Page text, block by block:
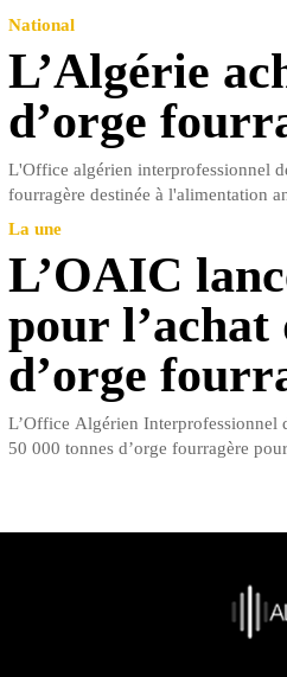
National
L’Algérie
d’orge
L'Office algérien interprofessionnel
fourragère destinée à l'alimentation
La une
L’OAIC
pour l’achat
d’orge
L’Office Algérien Interprofessionnel
50 000 tonnes d’orge fourragère